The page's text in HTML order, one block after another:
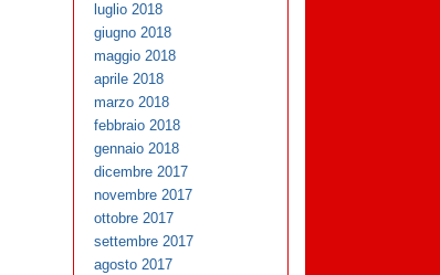
luglio 2018
giugno 2018
maggio 2018
aprile 2018
marzo 2018
febbraio 2018
gennaio 2018
dicembre 2017
novembre 2017
ottobre 2017
settembre 2017
agosto 2017